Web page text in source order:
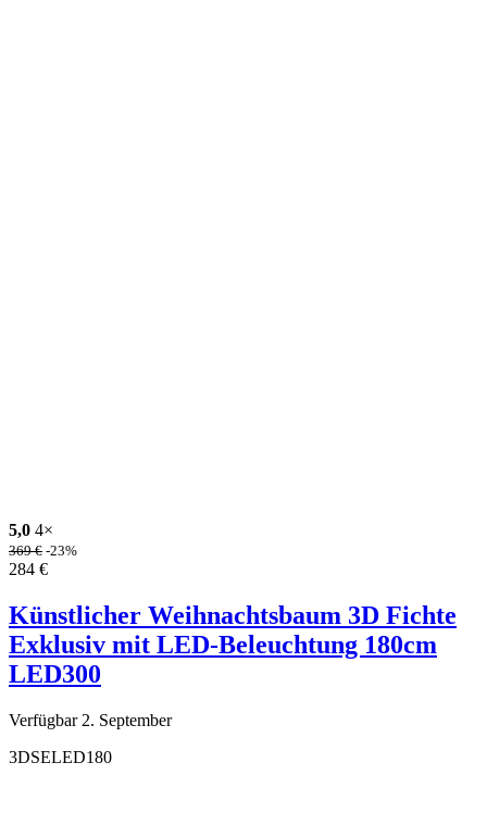
5,0 4×
369€ -23%
284 €
Künstlicher Weihnachtsbaum 3D Fichte
Exklusiv mit LED-Beleuchtung 180cm
LED300
Verfügbar 2. September
3DSELED180